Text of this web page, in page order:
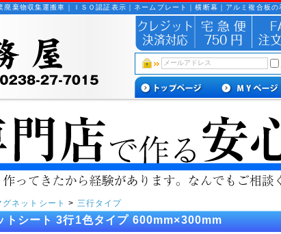
棄物収集運搬車｜ＩＳＯ認証表示｜ネームプレート｜横断幕｜アルミ複合板
グネットシート > 三行タイプ
トシート 3行1色タイプ 600mm×300mm